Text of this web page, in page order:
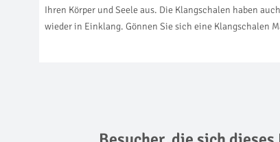
Ihren Körper und Seele aus. Die Klangschalen haben
wieder in Einklang. Gönnen Sie sich eine Klangschalen